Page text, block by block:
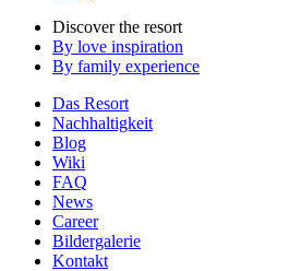
Discover the resort
By love inspiration
By family experience
Das Resort
Nachhaltigkeit
Blog
Wiki
FAQ
News
Career
Bildergalerie
Kontakt